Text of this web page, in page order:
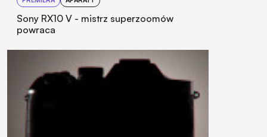
Sony RX10 V - mistrz superzoomów
powraca